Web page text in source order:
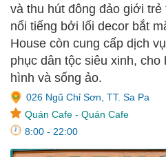
và thu hút đông đảo giới
nổi tiếng bởi lối decor bắt
House còn cung cấp dịch
phục dân tộc siêu xinh, cho
hình và sống ảo.
026 Ngũ Chỉ Sơn, TT. Sa Pa
Quán Cafe - Quán Cafe
8:00 - 22:00